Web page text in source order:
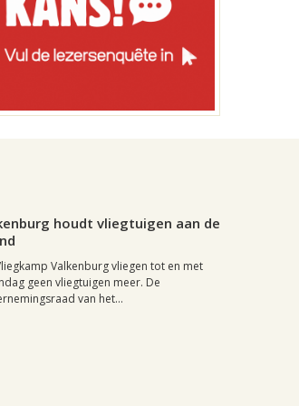
houdt vliegtuigen aan de
Valkenburg vliegen tot en met
geen vliegtuigen meer. De
van het...